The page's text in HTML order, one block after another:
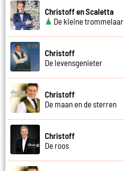
Christoff en Scaletta
De kleine trommelaar
Christoff
De levensgenieter
Christoff
De maan en de sterren
Christoff
De roos